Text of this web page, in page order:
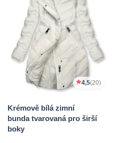
4,5(20)
Krémově bílá zimní
bunda tvarovaná pro širší
boky